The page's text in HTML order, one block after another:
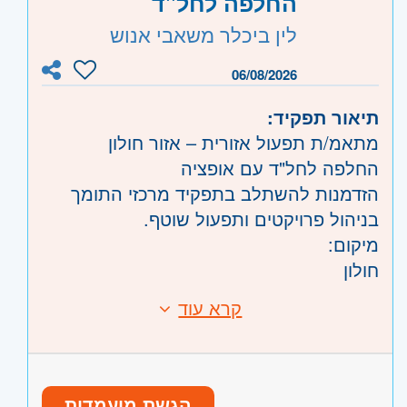
- נתניה ועמק חפר, רעננה, כפר סבא
והוד השרון, הרצליה ורמת השרון
לין ביכלר משאבי אנוש
06/08/2026
תיאור תפקיד:
מתאמ/ת תפעול אזורית – אזור חולון
החלפה לחל"ד עם אופציה
הזדמנות להשתלב בתפקיד מרכזי התומך
בניהול פרויקטים ותפעול שוטף.
מיקום:
חולון
פתיחה וסגירה של קריאות שירות במערכת
ניסיון במערכת Priority – יתרון משמעותי
יכולת עבודה תחת לחץ וריבוי משימות
קרא עוד